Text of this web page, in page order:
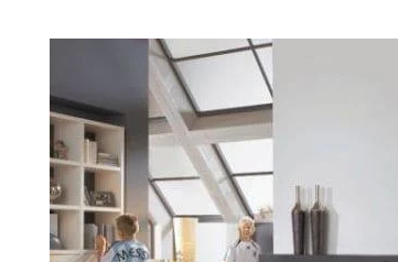
Takat
Hormit
Ulkotulisijat
Kiukaat
Muut tuotteet